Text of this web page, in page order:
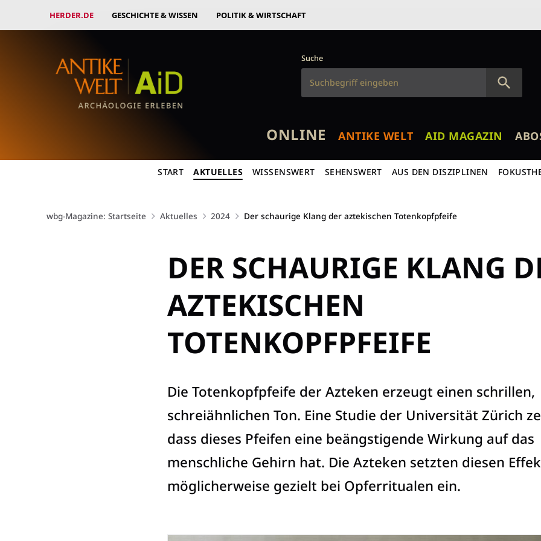
HERDER.DE GESCHICHTE & WISSEN POLITIK & WIRTSCHAFT
Suche
ONLINE ANTIKE WELT AID MAGAZIN
START AKTUELLES WISSENSWERT SEHENSWERT AUS DEN DISZIPLINEN
wbg-Magazine: Startseite Aktuelles 2024 Der schaurige Klang der aztekischen Totenkopfpfeife
DER SCHAURIGE KLANG
AZTEKISCHEN
TOTENKOPFPFEIFE
Die Totenkopfpfeife der Azteken erzeugt einen schrillen,
schreiähnlichen Ton. Eine Studie der Universität Zürich
dass dieses Pfeifen eine beängstigende Wirkung auf das
menschliche Gehirn hat. Die Azteken setzten diesen
möglicherweise gezielt bei Opferritualen ein.